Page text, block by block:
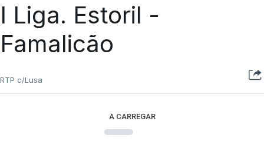
I Liga. Estoril -
Famalicão
RTP c/Lusa
A CARREGAR